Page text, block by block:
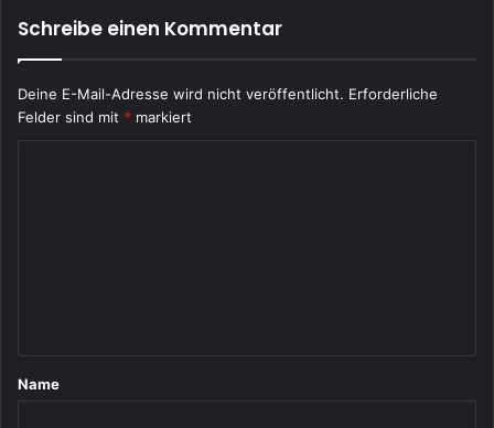
Schreibe einen Kommentar
Deine E-Mail-Adresse wird nicht veröffentlicht. Erforderliche
Felder sind mit * markiert
a
Name